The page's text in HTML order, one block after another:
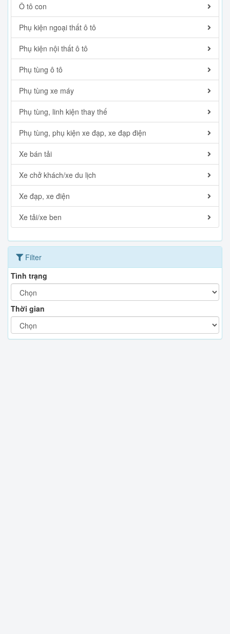
Ô tô con
Phụ kiện ngoại thất ô tô
Phụ kiện nội thất ô tô
Phụ tùng ô tô
Phụ tùng xe máy
Phụ tùng, linh kiện thay thế
Phụ tùng, phụ kiện xe đạp, xe đạp điện
Xe bán tải
Xe chở khách/xe du lịch
Xe đạp, xe điện
Xe tải/xe ben
Filter
Tình trạng
Thời gian